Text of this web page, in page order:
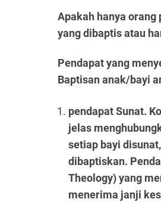
Apakah hanya orang
yang dibaptis atau
Pendapat yang
Baptisan anak/bayi
pendapat Sunat.
jelas
setiap bayi
dibaptiskan.
Theology) yang
menerima janji